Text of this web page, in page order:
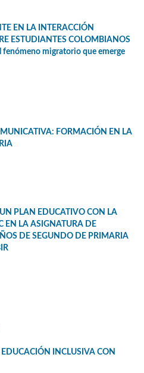
EN LA INTERACCIÓN
ESTUDIANTES COLOMBIANOS
fenómeno migratorio que emerge
FORMACIÓN EN LA
PLAN EDUCATIVO CON LA
EN LA ASIGNATURA DE
DE SEGUNDO DE PRIMARIA
INCLUSIVA CON